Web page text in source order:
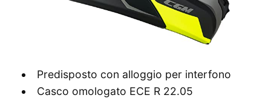
Predisposto con alloggio per interfono
Casco omologato ECE R 22.05